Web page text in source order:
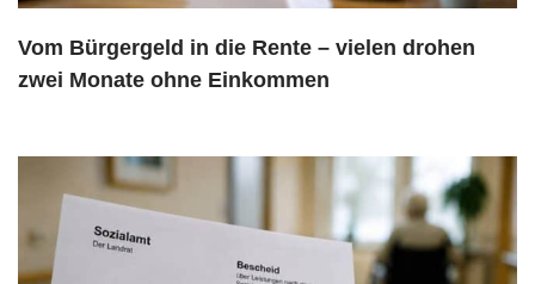
Vom Bürgergeld in die Rente – vielen drohen
zwei Monate ohne Einkommen